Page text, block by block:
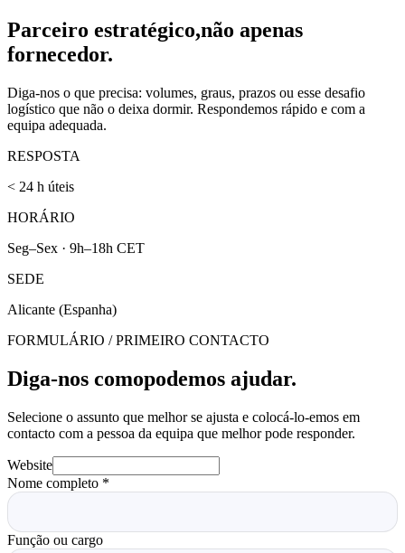
Parceiro estratégico,não apenas
fornecedor.
Diga-nos o que precisa: volumes, graus, prazos ou esse desafio
logístico que não o deixa dormir. Respondemos rápido e com a
equipa adequada.
RESPOSTA
< 24 h úteis
HORÁRIO
Seg–Sex · 9h–18h CET
SEDE
Alicante (Espanha)
FORMULÁRIO / PRIMEIRO CONTACTO
Diga-nos comopodemos ajudar.
Selecione o assunto que melhor se ajusta e colocá-lo-emos em
contacto com a pessoa da equipa que melhor pode responder.
Website
Nome completo *
Função ou cargo